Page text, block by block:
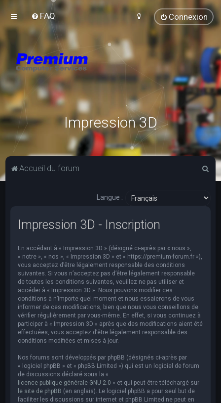
FAQ Connexion
Impression 3D
Accueil du forum
Langue :
Impression 3D - Inscription
En accédant à « Impression 3D » (désigné ci-après par « nous »,
« notre », « nos », « Impression 3D » et « https://premium-forum.fr »),
vous acceptez d’être légalement responsable des conditions
suivantes. Si vous n’acceptez pas d’être légalement responsable
de toutes les conditions suivantes, veuillez ne pas utiliser et
accéder à « Impression 3D ». Nous pouvons modifier ces
conditions à n’importe quel moment et nous essaierons de vous
informer de ces modifications, bien que nous vous conseillons de
vérifier régulièrement par vous-même. En effet, si vous continuez à
participer à « Impression 3D » après que des modifications aient été
effectuées, vous acceptez d’être légalement responsable des
conditions modifiées et mises à jour.
Nos forums sont développés par phpBB (désignés ci-après par
« logiciel phpBB » et « phpBB Limited ») qui est un logiciel de forum
de discussions déclaré sous la «
licence publique générale GNU 2.0 » et qui peut être téléchargé sur
le site de phpBB (en anglais). Le logiciel phpBB a pour seul but de
faciliter les discussions sur internet et phpBB Limited ne peut en